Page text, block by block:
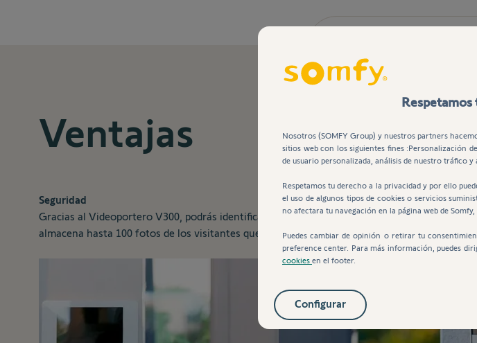
Ventajas
Seguridad
Gracias al Videoportero V300, podrás identificar a tus visitantes antes de que ingresen a
almacena hasta 100 fotos de los visitantes que no reciben contestación y su fácil interfaz
Respetamos
Nosotros (SOMFY Group) y nuestros partners
sitios web con los siguientes fines :Personalización
de usuario personalizada, análisis de nuestro tráfico y
Respetamos tu derecho a la privacidad y por ello
el uso de algunos tipos de cookies o servicios
no afectara tu navegación en la página web de
Puedes cambiar de opinión o retirar tu
preference center. Para más información, puedes
cookies en el footer.
Configurar